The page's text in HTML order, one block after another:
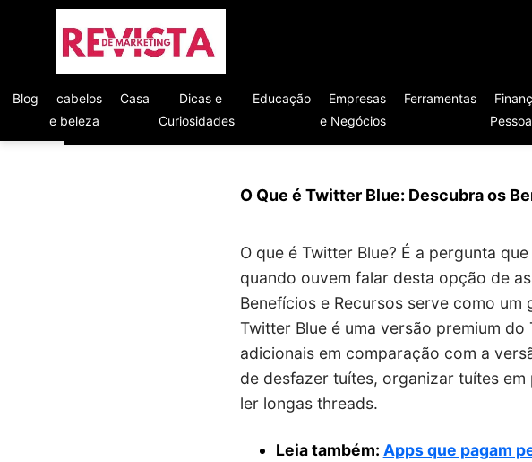
Blog
cabelos
e beleza
Casa
Dicas e
Curiosidades
Educação
Empresas
e Negócios
Ferramentas
O Que é Twitter Blue: Descubra os
O que é Twitter Blue? É a pergunta
quando ouvem falar desta opção de
Benefícios e Recursos serve como
Twitter Blue é uma versão premium
adicionais em comparação com a
de desfazer tuítes, organizar tuítes em
ler longas threads.
Leia também: Apps que pagam